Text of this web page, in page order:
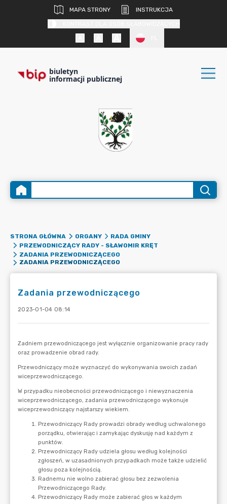
MAPA STRONY
INSTRUKCJA
biuletyn
informacji publicznej
STRONA GŁÓWNA ORGANY
RADA GMINY
PRZEWODNICZĄCY RADY - SŁAWOMIR KRĘT
ZADANIA PRZEWODNICZĄCEGO
ZADANIA PRZEWODNICZĄCEGO
Zadania przewodniczącego
2023-01-04 08:14